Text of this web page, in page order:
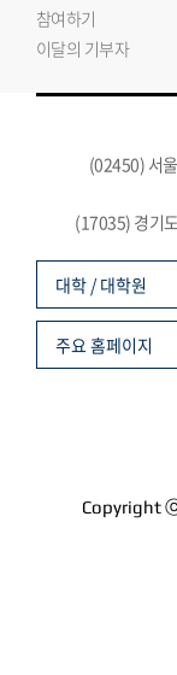
참여하기
이달의 기부자
(02450) 서
(17035) 경기
Copyright
대학 / 대학원
주요 홈페이지